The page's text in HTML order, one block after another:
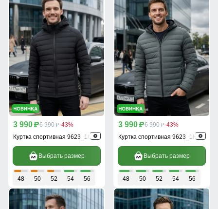
3 990 p6 990 p-43%
Куртка спортивная 9623_1Ch
Выбрать размер
48 50 52 54 56
3 990 p6 990 p-43%
Куртка спортивная 9623_1Kh
Выбрать размер
48 50 52 54 56